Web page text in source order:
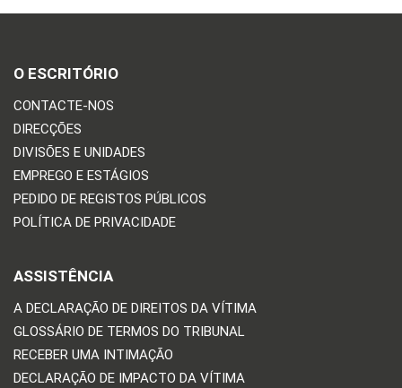
O ESCRITÓRIO
CONTACTE-NOS
DIRECÇÕES
DIVISÕES E UNIDADES
EMPREGO E ESTÁGIOS
PEDIDO DE REGISTOS PÚBLICOS
POLÍTICA DE PRIVACIDADE
ASSISTÊNCIA
A DECLARAÇÃO DE DIREITOS DA VÍTIMA
GLOSSÁRIO DE TERMOS DO TRIBUNAL
RECEBER UMA INTIMAÇÃO
DECLARAÇÃO DE IMPACTO DA VÍTIMA